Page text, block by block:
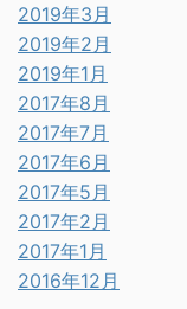
2019年3月
2019年2月
2019年1月
2017年8月
2017年7月
2017年6月
2017年5月
2017年2月
2017年1月
2016年12月